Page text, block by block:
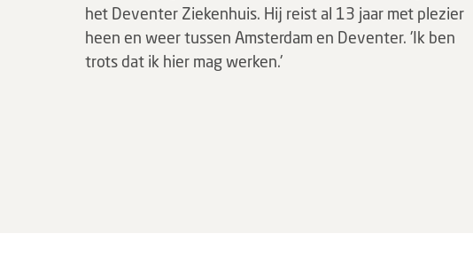
het Deventer Ziekenhuis. Hij reist al 13 jaar met plezier
heen en weer tussen Amsterdam en Deventer. 'Ik ben
trots dat ik hier mag werken.'